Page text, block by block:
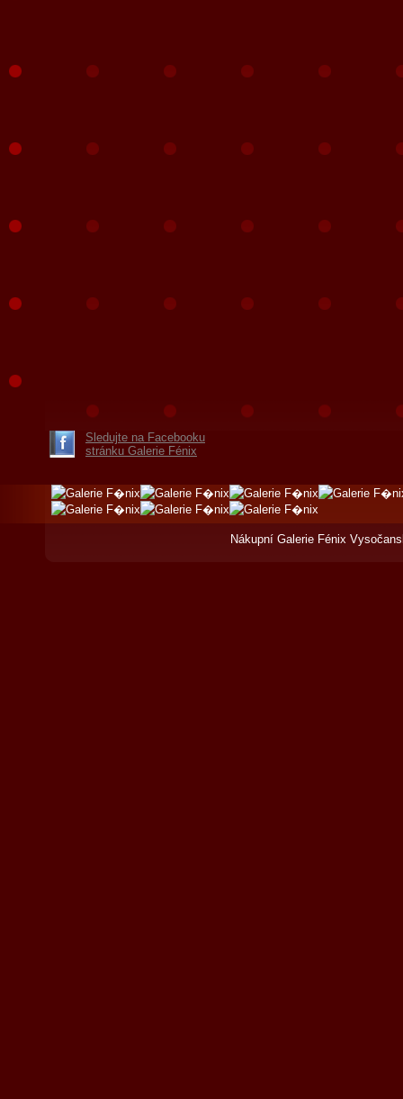
Sledujte na Facebooku
stránku Galerie Fénix
Nákupní Galerie Fénix